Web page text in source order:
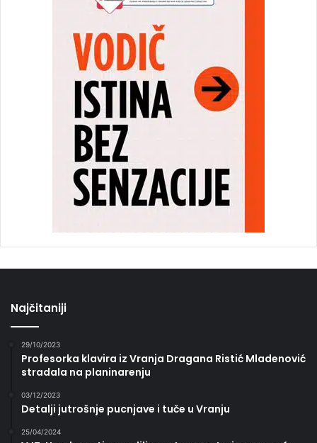
Najčitaniji
29/10/2023
Profesorka klavira iz Vranja Dragana Ristić Mladenović
stradala na planinarenju
03/12/2023
Detalji jutrošnje pucnjave i tuče u Vranju
25/04/2024